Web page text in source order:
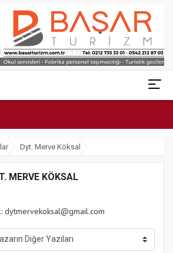
Dyt. Merve Köksal
MERVE KÖKSAL
dytmervekoksal@gmail.com